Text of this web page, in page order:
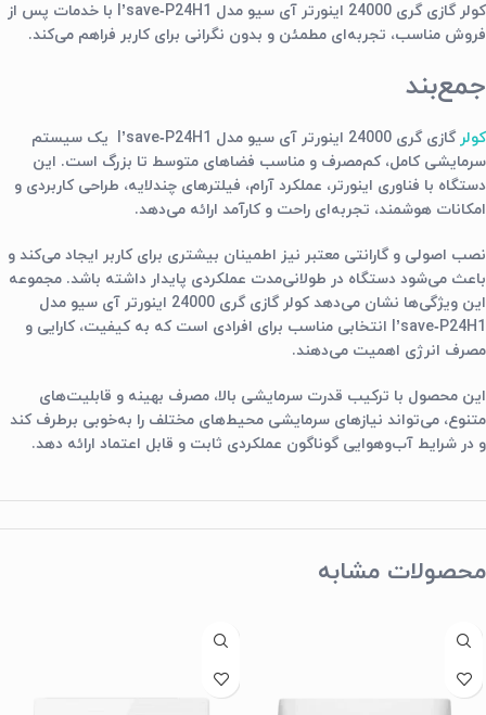
کولر گازی گری 24000 اینورتر آی سیو مدل I’save‑P24H1 با خدمات پس از
فروش مناسب، تجربه‌ای مطمئن و بدون نگرانی برای کاربر فراهم می‌کند.
جمع‌بند
کولر
گازی گری 24000 اینورتر آی سیو مدل I’save‑P24H1 یک سیستم
سرمایشی کامل، کم‌مصرف و مناسب فضاهای متوسط تا بزرگ است. این
دستگاه با فناوری اینورتر، عملکرد آرام، فیلترهای چندلایه، طراحی کاربردی و
امکانات هوشمند، تجربه‌ای راحت و کارآمد ارائه می‌دهد.
نصب اصولی و گارانتی معتبر نیز اطمینان بیشتری برای کاربر ایجاد می‌کند و
باعث می‌شود دستگاه در طولانی‌مدت عملکردی پایدار داشته باشد. مجموعه
این ویژگی‌ها نشان می‌دهد کولر گازی گری 24000 اینورتر آی سیو مدل
I’save‑P24H1 انتخابی مناسب برای افرادی است که به کیفیت، کارایی و
مصرف انرژی اهمیت می‌دهند.
این محصول با ترکیب قدرت سرمایشی بالا، مصرف بهینه و قابلیت‌های
متنوع، می‌تواند نیازهای سرمایشی محیط‌های مختلف را به‌خوبی برطرف کند
و در شرایط آب‌وهوایی گوناگون عملکردی ثابت و قابل اعتماد ارائه دهد.
محصولات مشابه